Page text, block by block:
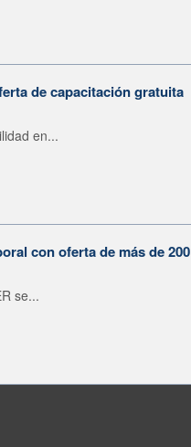
de capacitación gratuita
en...
con oferta de más de 200
se...